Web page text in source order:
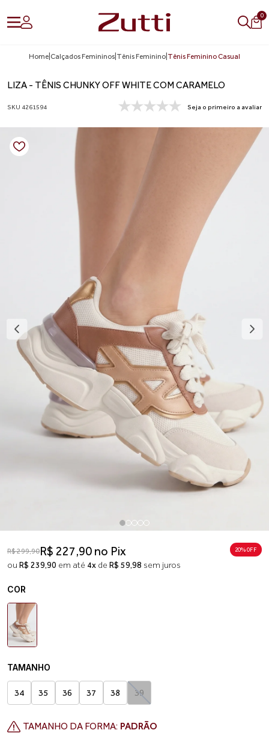
0
Home Calçados Femininos Tênis Feminino Tênis Feminino Casual
LIZA - TÊNIS CHUNKY OFF WHITE COM CARAMELO
SKU 4261594 Seja o primeiro a avaliar
R$ 299,90R$ 227,90 no Pix
ou R$ 239,90 em até 4x de R$ 59,98 sem juros
20% 0FF
COR
TAMANHO
34 35 36 37 38 39
TAMANHO DA FORMA: PADRÃO